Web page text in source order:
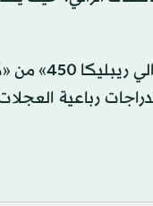
ويشارك الدراج السعودي عبد
رباعية